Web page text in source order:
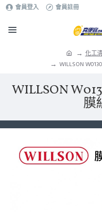
會員登入 會員註冊
化工
WILLSON
WILLSON
膜